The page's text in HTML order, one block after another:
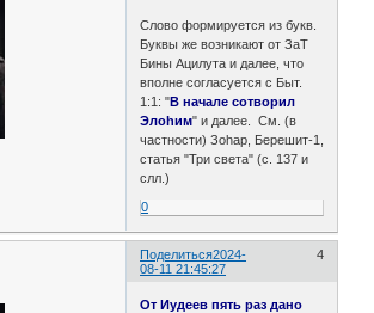
Слово формируется из букв.
Буквы же возникают от ЗаТ
Бины Ацилута и далее, что
вполне согласуется с Быт.
1:1: "В начале сотворил
Элоhим" и далее. См. (в
частности) Зоhар, Берешит-1,
статья "Три света" (с. 137 и
слл.)
0
Поделиться 4
2024-
08-11 21:45:27
От Иудеев пять раз дано